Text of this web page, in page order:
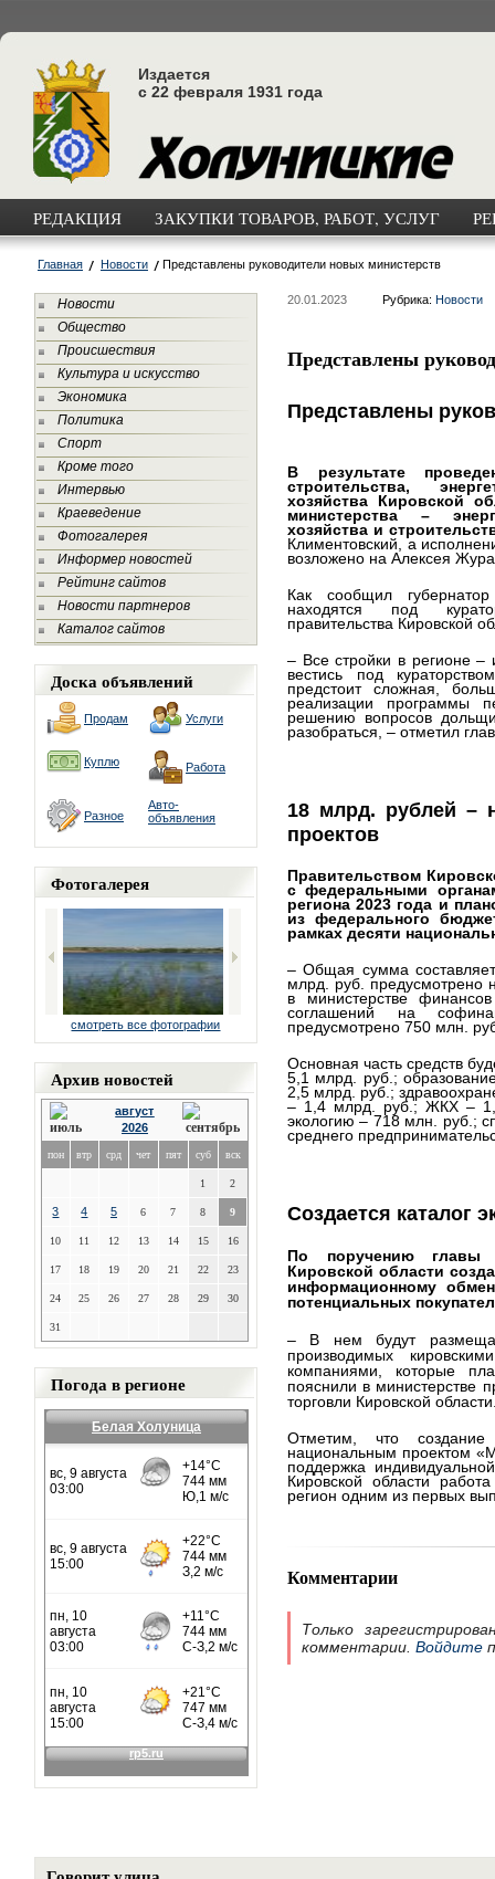
Издается
с 22 февраля 1931 года
РЕДАКЦИЯ ЗАКУПКИ ТОВАРОВ, РАБОТ, УСЛУГ
Главная Новости Представлены руководители новых министерств
Новости
Общество
Происшествия
Культура и искусство
Экономика
Политика
Спорт
Кроме того
Интервью
Краеведение
Фотогалерея
Информер новостей
Рейтинг сайтов
Новости партнеров
Каталог сайтов
Доска объявлений
Продам Услуги
Куплю Работа
Разное
Авто-
объявления
Фотогалерея
смотреть все фотографии
Архив новостей
август
2026
пон втр срд чет пят суб вск
1 2
3 4 5 6 7 8 9
10 11 12 13 14 15 16
17 18 19 20 21 22 23
24 25 26 27 28 29 30
31
Погода в регионе
Белая Холуница
20.01.2023 Рубрика: Новости
Представлены
Представлены
В результате
строительства,
хозяйства Кировской
министерства –
хозяйства и
Климентовский, а
возложено на Алексея
Как сообщил
находятся под
правительства Кировской
– Все стройки в регионе –
вестись под
предстоит сложная,
реализации программы
решению вопросов
разобраться, – отметил
18 млрд. рублей –
проектов
Правительством
с федеральными
региона 2023 года и
из федерального
рамках десяти
– Общая сумма
млрд. руб. предусмотрено
в министерстве
соглашений на
предусмотрено 750 млн.
Основная часть средств
5,1 млрд. руб.;
2,5 млрд. руб.;
– 1,4 млрд. руб.; ЖКХ –
экологию – 718 млн. руб.;
среднего
Создается каталог
По поручению главы
Кировской области
информационному
потенциальных
– В нем будут
производимых
компаниями, которые
пояснили в министерстве
торговли Кировской
Отметим, что создание
национальным проектом
поддержка
Кировской области
регион одним из первых
Комментарии
Только
комментарии. Войдите